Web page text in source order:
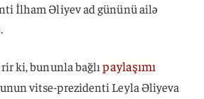
İlham Əliyev ad gününü ailə
ki, bununla bağlıpaylaşımı
vitse-prezidenti Leyla Əliyeva